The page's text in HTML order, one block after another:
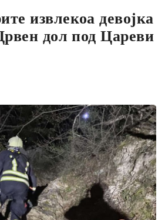
извлекоа девојка
дол под Цареви